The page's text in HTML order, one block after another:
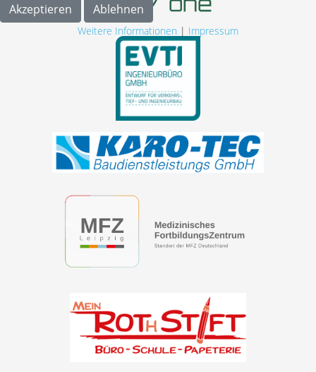
Akzeptieren Ablehnen
Weitere Informationen | Impressum